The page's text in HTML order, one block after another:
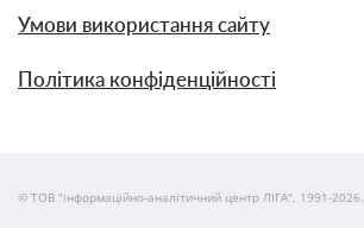
Умови використання сайту
Політика конфіденційності
© ТОВ "інформаційно-аналітичний центр ЛІГА", 1991-2026.